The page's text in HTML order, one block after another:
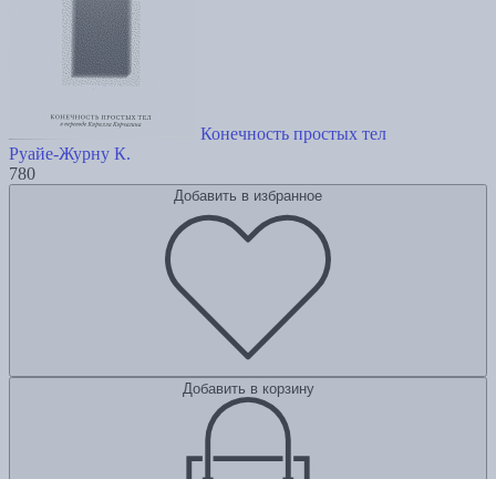
Конечность простых тел
Руайе-Журну К.
780
Добавить в избранное
Добавить в корзину